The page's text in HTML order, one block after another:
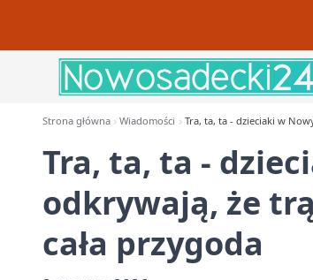
Strona główna Wiadomości Tra, ta, ta - dzieciaki w
Tra, ta, ta -
odkrywają, że
cała przygoda